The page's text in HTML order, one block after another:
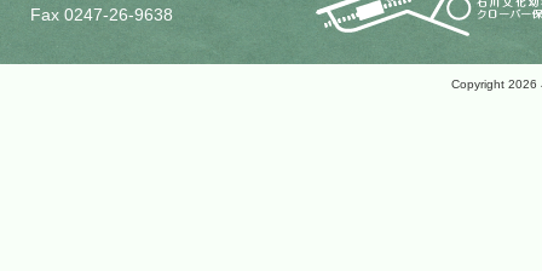
Fax 0247-26-9638
Copyright 2026